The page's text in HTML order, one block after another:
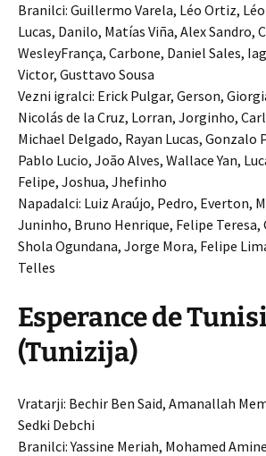
Branilci: Guillermo Varela, Léo Ortiz,
Lucas, Danilo, Matías Viña, Alex Sandro,
WesleyFrança, Carbone, Daniel Sales,
Victor, Gusttavo Sousa
Vezni igralci: Erick Pulgar, Gerson,
Nicolás de la Cruz, Lorran, Jorginho,
Michael Delgado, Rayan Lucas,
Pablo Lucio, João Alves, Wallace Yan,
Felipe, Joshua, Jhefinho
Napadalci: Luiz Araújo, Pedro, Everton,
Juninho, Bruno Henrique, Felipe Teresa,
Shola Ogundana, Jorge Mora, Felipe
Telles
Esperance de
(Tunizija)
Vratarji: Bechir Ben Said, Amanallah
Sedki Debchi
Branilci: Yassine Meriah, Mohamed